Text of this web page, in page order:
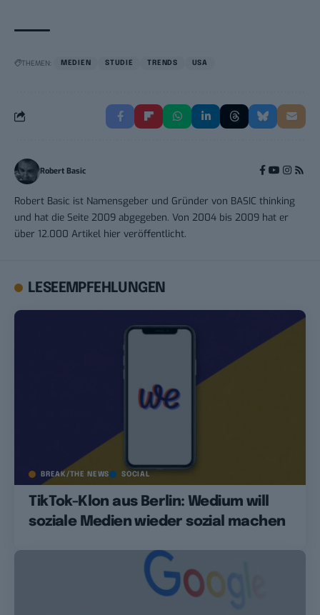
THEMEN: MEDIEN STUDIE TRENDS USA
Robert Basic
Robert Basic ist Namensgeber und Gründer von BASIC thinking
und hat die Seite 2009 abgegeben. Von 2004 bis 2009 hat er
über 12.000 Artikel hier veröffentlicht.
LESEEMPFEHLUNGEN
BREAK/THE NEWS SOCIAL
TikTok-Klon aus Berlin: Wedium will
soziale Medien wieder sozial machen